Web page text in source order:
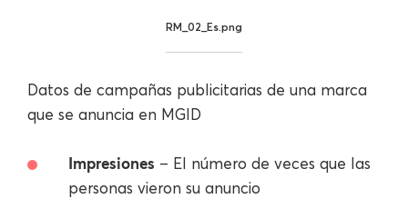
RM_02_Es.png
Datos de campañas publicitarias de una marca
que se anuncia en MGID
Impresiones – El número de veces que las
personas vieron su anuncio